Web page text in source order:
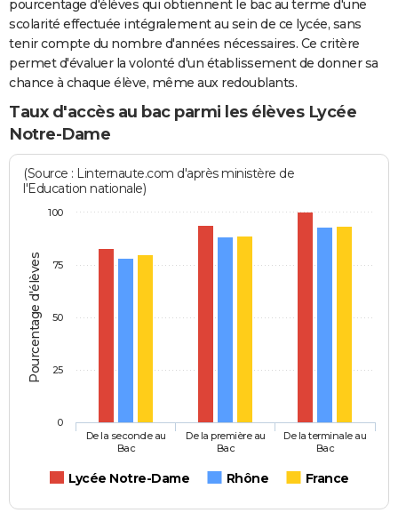
pourcentage d'élèves qui obtiennent le bac au terme d'une
scolarité effectuée intégralement au sein de ce lycée, sans
tenir compte du nombre d'années nécessaires. Ce critère
permet d'évaluer la volonté d'un établissement de donner sa
chance à chaque élève, même aux redoublants.
Taux d'accès au bac parmi les élèves Lycée
Notre-Dame
Pourcentage d'élèves
(Source : Linternaute.com d'après ministère de
l'Education nationale)
Lycée Notre-Dame Rhône France
De la seconde au
Bac
De la première au
Bac
De la terminale au
Bac
0
25
50
75
100